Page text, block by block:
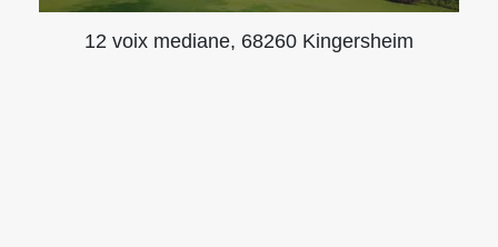
12 voix mediane, 68260 Kingersheim